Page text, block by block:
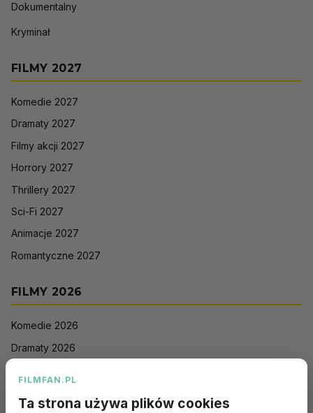
Dokumentalny
Kryminał
FILMY 2027
Komedie 2027
Dramaty 2027
Filmy akcji 2027
Horrory 2027
Thrillery 2027
Sci-Fi 2027
Animacje 2027
Romantyczne 2027
FILMY 2026
Komedie 2026
Dramaty 2026
FILMFAN.PL
Ta strona używa plików cookies